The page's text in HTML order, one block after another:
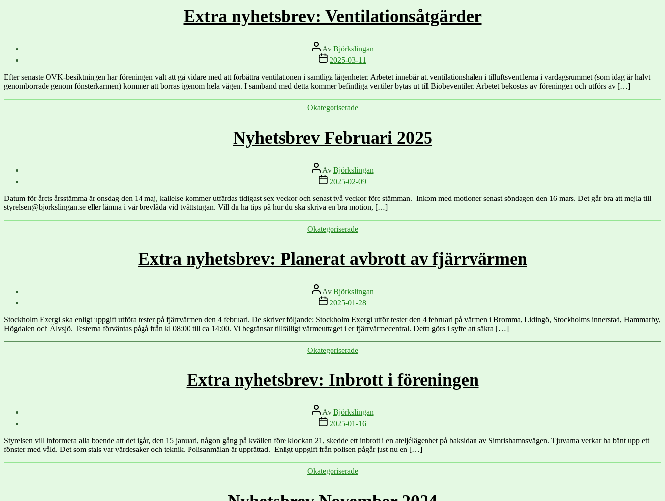
Extra nyhetsbrev: Ventilationsåtgärder
Inläggsförfattare
Av Björkslingan
Inläggsdatum
2025-03-11
Efter senaste OVK-besiktningen har föreningen valt att gå vidare med att förbättra ventilationen i samtliga lägenheter. Arbetet innebär att ventilationshålen i tilluftsventilerna i vardagsrummet (som idag är halvt
genomborrade genom fönsterkarmen) kommer att borras igenom hela vägen. I samband med detta kommer befintliga ventiler bytas ut till Biobeventiler. Arbetet bekostas av föreningen och utförs av […]
Kategorier
Okategoriserade
Nyhetsbrev Februari 2025
Inläggsförfattare
Av Björkslingan
Inläggsdatum
2025-02-09
Datum för årets årsstämma är onsdag den 14 maj, kallelse kommer utfärdas tidigast sex veckor och senast två veckor före stämman. Inkom med motioner senast söndagen den 16 mars. Det går bra att mejla till
styrelsen@bjorkslingan.se eller lämna i vår brevlåda vid tvättstugan. Vill du ha tips på hur du ska skriva en bra motion, […]
Kategorier
Okategoriserade
Extra nyhetsbrev: Planerat avbrott av fjärrvärmen
Inläggsförfattare
Av Björkslingan
Inläggsdatum
2025-01-28
Stockholm Exergi ska enligt uppgift utföra tester på fjärrvärmen den 4 februari. De skriver följande: Stockholm Exergi utför tester den 4 februari på värmen i Bromma, Lidingö, Stockholms innerstad, Hammarby,
Högdalen och Älvsjö. Testerna förväntas pågå från kl 08:00 till ca 14:00. Vi begränsar tillfälligt värmeuttaget i er fjärrvärmecentral. Detta görs i syfte att säkra […]
Kategorier
Okategoriserade
Extra nyhetsbrev: Inbrott i föreningen
Inläggsförfattare
Av Björkslingan
Inläggsdatum
2025-01-16
Styrelsen vill informera alla boende att det igår, den 15 januari, någon gång på kvällen före klockan 21, skedde ett inbrott i en ateljélägenhet på baksidan av Simrishamnsvägen. Tjuvarna verkar ha bänt upp ett
fönster med våld. Det som stals var värdesaker och teknik. Polisanmälan är upprättad. Enligt uppgift från polisen pågår just nu en […]
Kategorier
Okategoriserade